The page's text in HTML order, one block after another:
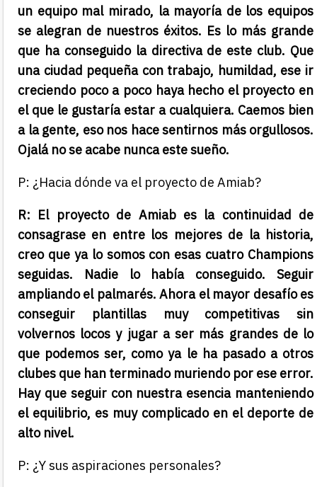
un equipo mal mirado, la mayoría de los equipos
se alegran de nuestros éxitos. Es lo más grande
que ha conseguido la directiva de este club. Que
una ciudad pequeña con trabajo, humildad, ese ir
creciendo poco a poco haya hecho el proyecto en
el que le gustaría estar a cualquiera. Caemos bien
a la gente, eso nos hace sentirnos más orgullosos.
Ojalá no se acabe nunca este sueño.
P: ¿Hacia dónde va el proyecto de Amiab?
R: El proyecto de Amiab es la continuidad de
consagrase en entre los mejores de la historia,
creo que ya lo somos con esas cuatro Champions
seguidas. Nadie lo había conseguido. Seguir
ampliando el palmarés. Ahora el mayor desafío es
conseguir plantillas muy competitivas sin
volvernos locos y jugar a ser más grandes de lo
que podemos ser, como ya le ha pasado a otros
clubes que han terminado muriendo por ese error.
Hay que seguir con nuestra esencia manteniendo
el equilibrio, es muy complicado en el deporte de
alto nivel.
P: ¿Y sus aspiraciones personales?